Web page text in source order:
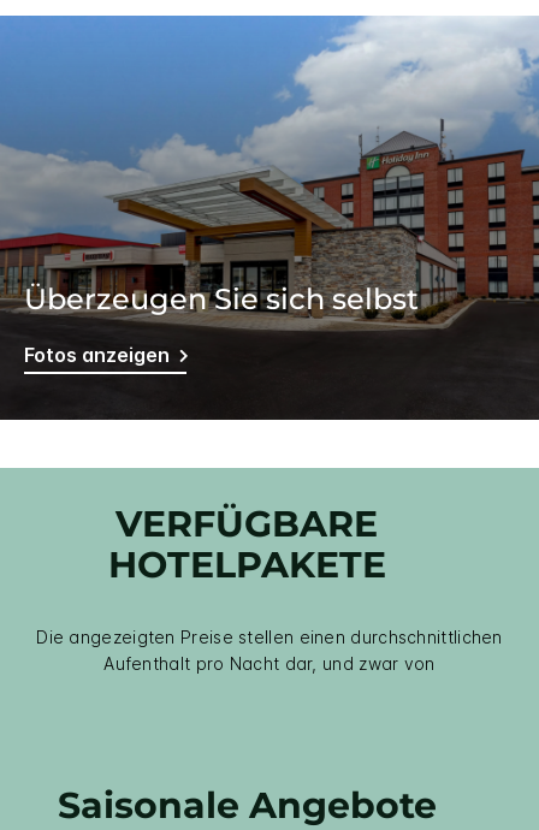
Überzeugen Sie sich selbst
Fotos anzeigen
VERFÜGBARE
HOTELPAKETE
Die angezeigten Preise stellen einen durchschnittlichen
Aufenthalt pro Nacht dar, und zwar von
Saisonale Angebote